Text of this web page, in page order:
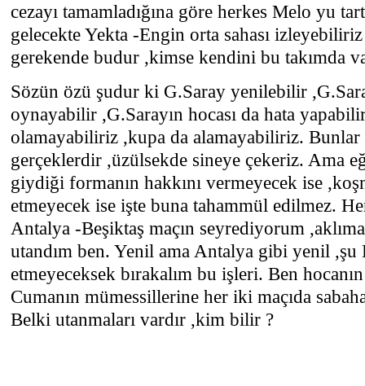
cezayı tamamladığına göre herkes Melo yu
gelecekte Yekta -Engin orta sahası
gerekende budur ,kimse kendini bu takımda
Sözün özü şudur ki G.Saray yenilebilir
oynayabilir ,G.Sarayın hocası da hata
olamayabiliriz ,kupa da alamayabiliriz.
gerçeklerdir ,üzülsekde sineye çekeriz. Ama
giydiği formanın hakkını vermeyecek ise
etmeyecek ise işte buna tahammül edilmez.
Antalya -Beşiktaş maçın seyrediyorum
utandım ben. Yenil ama Antalya gibi yenil ,şu
etmeyeceksek bırakalım bu işleri. Ben
Cumanın mümessillerine her iki maçıda
Belki utanmaları vardır ,kim bilir ?